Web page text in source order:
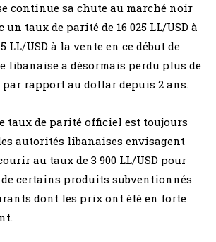
continue sa chute au marché noir
un taux de parité de 16 025 LL/USD à
LL/USD à la vente en ce début de
libanaise a désormais perdu plus de
par rapport au dollar depuis 2 ans.
taux de parité officiel est toujours
les autorités libanaises envisagent
au taux de 3 900 LL/USD pour
certains produits subventionnés
dont les prix ont été en forte